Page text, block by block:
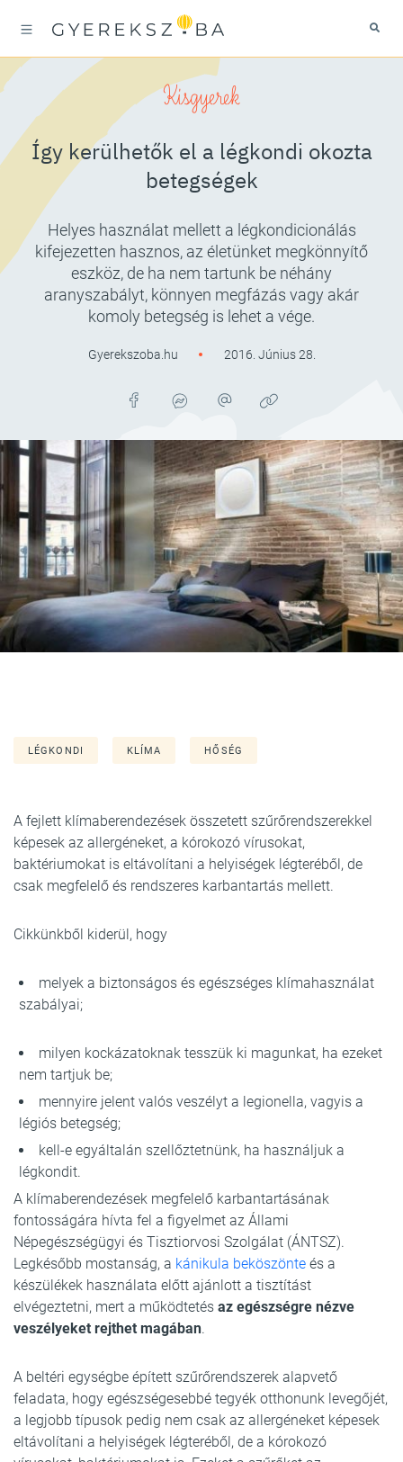
Kisgyerek
Így kerülhetők el a légkondi okozta
betegségek
Helyes használat mellett a légkondicionálás
kifejezetten hasznos, az életünket megkönnyítő
eszköz, de ha nem tartunk be néhány
aranyszabályt, könnyen megfázás vagy akár
komoly betegség is lehet a vége.
Gyerekszoba.hu 2016. Június 28.
LÉGKONDI KLÍMA HŐSÉG
A fejlett klímaberendezések összetett szűrőrendszerekkel
képesek az allergéneket, a kórokozó vírusokat,
baktériumokat is eltávolítani a helyiségek légteréből, de
csak megfelelő és rendszeres karbantartás mellett.
Cikkünkből kiderül, hogy
melyek a biztonságos és egészséges klímahasználat
szabályai;
milyen kockázatoknak tesszük ki magunkat, ha ezeket
nem tartjuk be;
mennyire jelent valós veszélyt a legionella, vagyis a
légiós betegség;
kell-e egyáltalán szellőztetnünk, ha használjuk a
légkondit.
A klímaberendezések megfelelő karbantartásának
fontosságára hívta fel a figyelmet az Állami
Népegészségügyi és Tisztiorvosi Szolgálat (ÁNTSZ).
Legkésőbb mostanság, a kánikula beköszönte és a
készülékek használata előtt ajánlott a tisztítást
elvégeztetni, mert a működtetés az egészségre nézve
veszélyeket rejthet magában.
A beltéri egységbe épített szűrőrendszerek alapvető
feladata, hogy egészségesebbé tegyék otthonunk levegőjét,
a legjobb típusok pedig nem csak az allergéneket képesek
eltávolítani a helyiségek légteréből, de a kórokozó